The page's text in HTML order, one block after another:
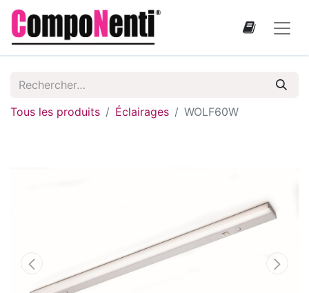
Tous les produits Éclairages WOLF60W